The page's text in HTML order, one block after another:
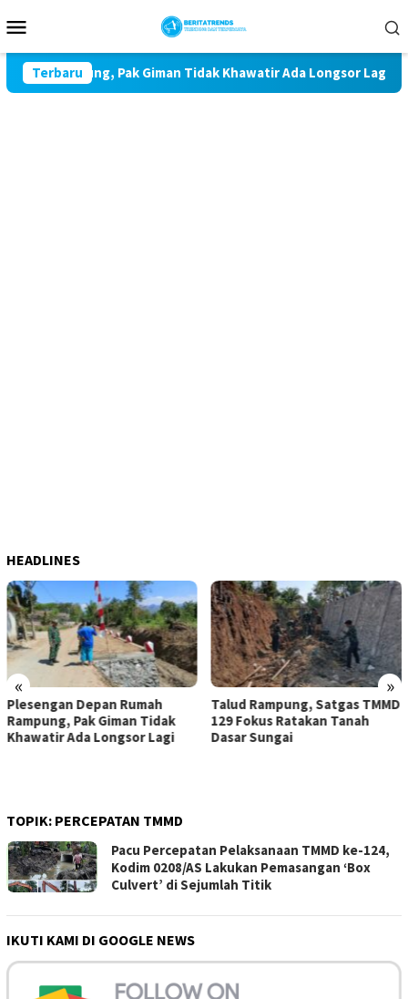
ke
Mobile
Terbaru
Rampung, Pak Giman Tidak Khawatir Ada Longsor Lagi
HEADLINES
« »
Plesengan Depan Rumah
Rampung, Pak Giman Tidak
Khawatir Ada Longsor Lagi
Talud Rampung, Satgas TMMD
129 Fokus Ratakan Tanah
Dasar Sungai
TOPIK: PERCEPATAN TMMD
Pacu Percepatan Pelaksanaan TMMD ke-124,
Kodim 0208/AS Lakukan Pemasangan ‘Box
Culvert’ di Sejumlah Titik
IKUTI KAMI DI GOOGLE NEWS